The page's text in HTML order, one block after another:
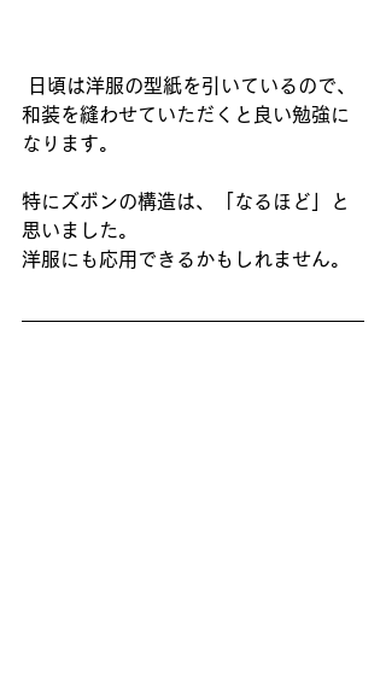
和装を縫わせていただくと良い勉強に
なります。
特にズボンの構造は、「なるほど」と
思いました。
洋服にも応用できるかもしれません。